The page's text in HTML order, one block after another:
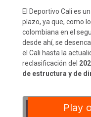
El Deportivo Cali es
plazo, ya que, como
colombiana en el
desde ahí, se
el Cali hasta la
reclasificación del
de estructura y de